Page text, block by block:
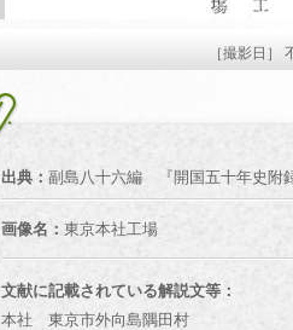
［撮影日
出典： 副島八十六編 『開国五十年史附
画像名： 東京本社工場
文献に記載されている解説文等：
本社 東京市外向島隅田村